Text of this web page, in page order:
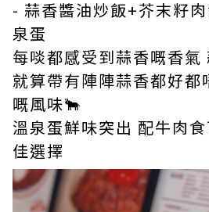
- 蒜香醬油炒飯+芥末籽
泉蛋
每啖都感受到蒜香嘅香氣
就算帶有陣陣蒜香都好都
嘅風味🐂
溫泉蛋鮮味突出 配牛肉
佳選擇